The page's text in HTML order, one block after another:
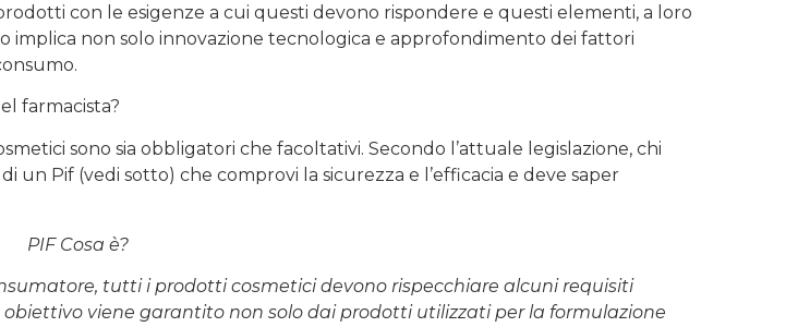
con le esigenze a cui questi devono rispondere e questi elementi, a loro
implica non solo innovazione tecnologica e approfondimento dei fattori
farmacista?
sono sia obbligatori che facoltativi. Secondo l’attuale legislazione, chi
un Pif (vedi sotto) che comprovi la sicurezza e l’efficacia e deve saper
PIF Cosa è?
tutti i prodotti cosmetici devono rispecchiare alcuni requisiti
viene garantito non solo dai prodotti utilizzati per la formulazione